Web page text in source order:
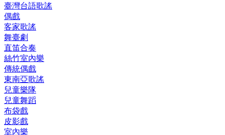
臺灣台語歌謠
偶戲
客家歌謠
舞臺劇
直笛合奏
絲竹室內樂
傳統偶戲
東南亞歌謠
兒童樂隊
兒童舞蹈
布袋戲
皮影戲
室內樂